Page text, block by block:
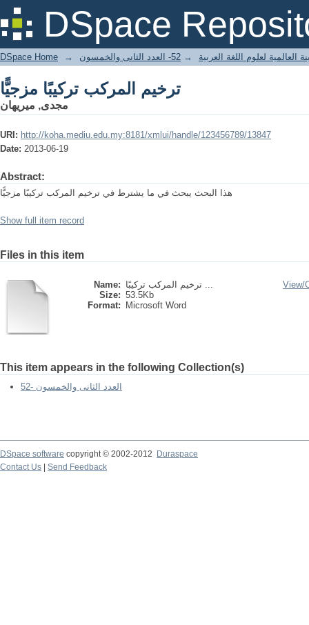
DSpace
ترخيم المركب تركيبًا مزجيًّا
DSpace Home → العالمية لعلوم اللغة العربية → 52- العدد الثانى والخمسون
ترخيم المركب تركيبًا مزجيًّا
مجدى, ميريهان
URI: http://koha.mediu.edu.my:8181/xmlui/handle/123456789/13847
Date: 2013-06-19
Abstract:
هذا البحث يبحث في ما يشترط في ترخيم المركب تركيبًا مزجيًّا
Show full item record
Files in this item
Name:
ترخيم المركب تركيبًا ...
Size: 53.5Kb
Format:
Microsoft Word
View/
This item appears in the following Collection(s)
52- العدد الثانى والخمسون
DSpace software copyright © 2002-2012
Duraspace
Contact Us
Send Feedback